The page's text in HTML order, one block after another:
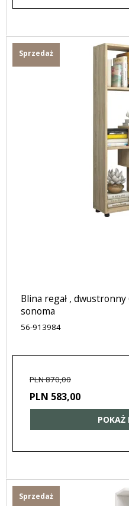
Sprzedaż
Blina regał ,
sonoma
56-913984
PLN 870,00
PLN 583,00
POKAŻ
Sprzedaż